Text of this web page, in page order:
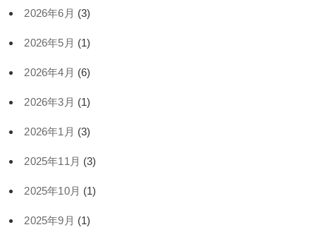
2026年6月 (3)
2026年5月 (1)
2026年4月 (6)
2026年3月 (1)
2026年1月 (3)
2025年11月 (3)
2025年10月 (1)
2025年9月 (1)